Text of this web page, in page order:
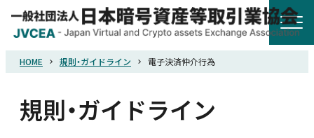
HOME
協会概要
HOME 規則・ガイドライン 電子決済仲介行為
規則・ガイドライン